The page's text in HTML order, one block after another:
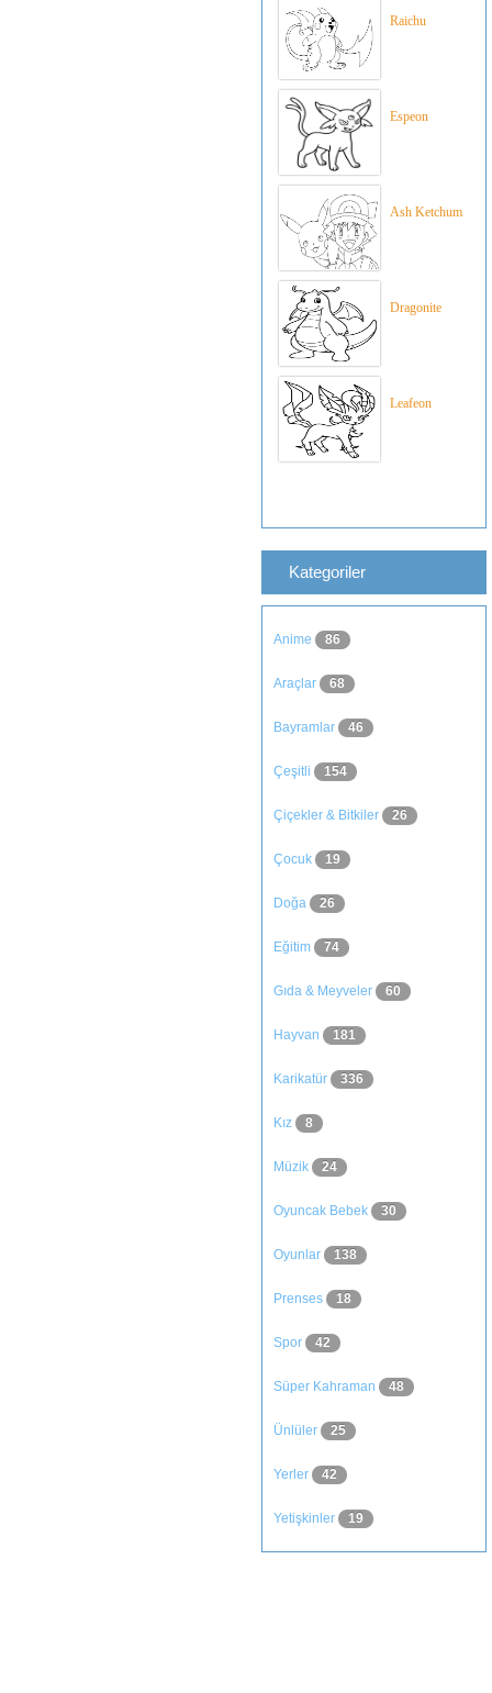
Raichu
Espeon
Ash Ketchum
Dragonite
Leafeon
Kategoriler
Anime 86
Araçlar 68
Bayramlar 46
Çeşitli 154
Çiçekler & Bitkiler 26
Çocuk 19
Doğa 26
Eğitim 74
Gıda & Meyveler 60
Hayvan 181
Karikatür 336
Kız 8
Müzik 24
Oyuncak Bebek 30
Oyunlar 138
Prenses 18
Spor 42
Süper Kahraman 48
Ünlüler 25
Yerler 42
Yetişkinler 19